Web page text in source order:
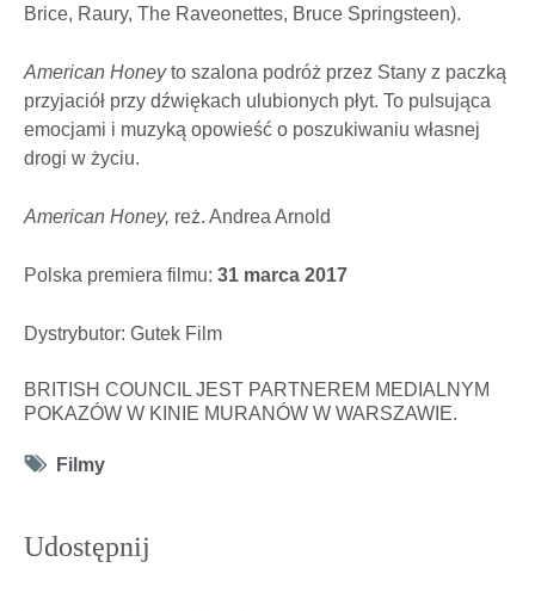
Brice, Raury, The Raveonettes, Bruce Springsteen).
American Honeyto szalona podróż przez Stany z paczką
przyjaciół przy dźwiękach ulubionych płyt. To pulsująca
emocjami i muzyką opowieść o poszukiwaniu własnej
drogi w życiu.
American Honey, reż. Andrea Arnold
Polska premiera filmu: 31 marca 2017
Dystrybutor: Gutek Film
BRITISH COUNCIL JEST PARTNEREM MEDIALNYM
POKAZÓW W KINIE MURANÓW W WARSZAWIE.
Tag
Filmy
Udostępnij